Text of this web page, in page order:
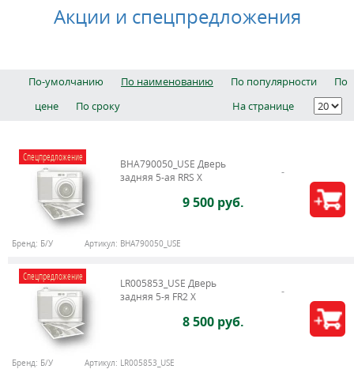
Акции и спецпредложения
По-умолчанию По наименованию По популярности
По
цене
По сроку На странице
Спецпредложение
BHA790050_USE Дверь
задняя 5-ая RRS X
9 500 руб.
Бренд: Б/У Артикул: BHA790050_USE
Спецпредложение
LR005853_USE Дверь
задняя 5-я FR2 X
8 500 руб.
Бренд: Б/У Артикул: LR005853_USE